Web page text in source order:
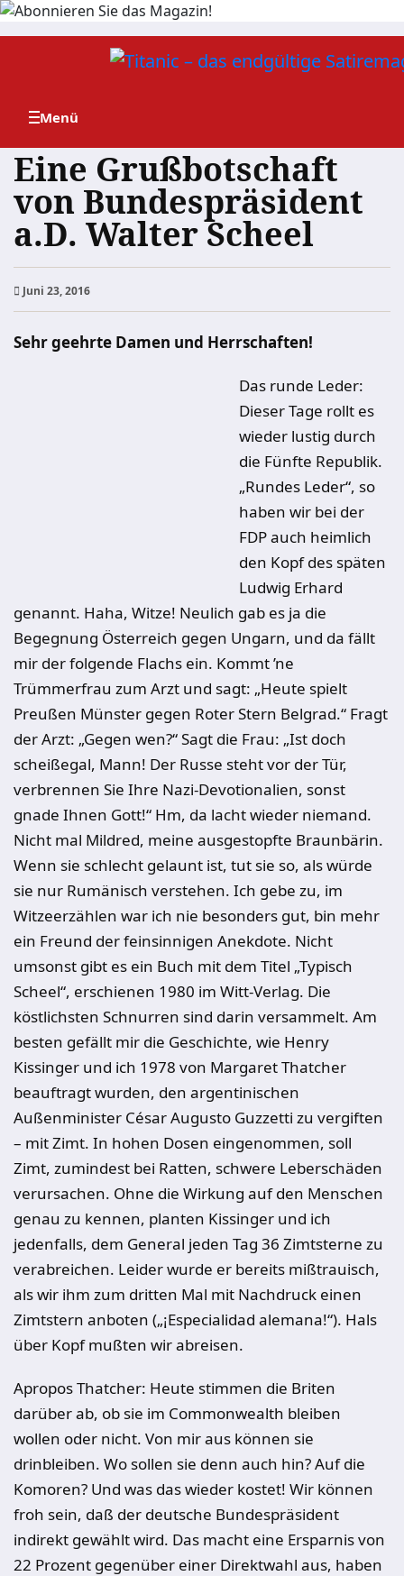
Zum
Eine Grußbotschaft
von Bundespräsident
a.D. Walter Scheel
Juni 23, 2016
Sehr geehrte Damen und Herrschaften!
Das runde Leder:
Dieser Tage rollt es
wieder lustig durch
die Fünfte Republik.
„Rundes Leder“, so
haben wir bei der
FDP auch heimlich
den Kopf des späten
Ludwig Erhard
genannt. Haha, Witze! Neulich gab es ja die
Begegnung Österreich gegen Ungarn, und da fällt
mir der folgende Flachs ein. Kommt ’ne
Trümmerfrau zum Arzt und sagt: „Heute spielt
Preußen Münster gegen Roter Stern Belgrad.“ Fragt
der Arzt: „Gegen wen?“ Sagt die Frau: „Ist doch
scheißegal, Mann! Der Russe steht vor der Tür,
verbrennen Sie Ihre Nazi-Devotionalien, sonst
gnade Ihnen Gott!“ Hm, da lacht wieder niemand.
Nicht mal Mildred, meine ausgestopfte Braunbärin.
Wenn sie schlecht gelaunt ist, tut sie so, als würde
sie nur Rumänisch verstehen. Ich gebe zu, im
Witzeerzählen war ich nie besonders gut, bin mehr
ein Freund der feinsinnigen Anekdote. Nicht
umsonst gibt es ein Buch mit dem Titel „Typisch
Scheel“, erschienen 1980 im Witt-Verlag. Die
köstlichsten Schnurren sind darin versammelt. Am
besten gefällt mir die Geschichte, wie Henry
Kissinger und ich 1978 von Margaret Thatcher
beauftragt wurden, den argentinischen
Außenminister César Augusto Guzzetti zu vergiften
– mit Zimt. In hohen Dosen eingenommen, soll
Zimt, zumindest bei Ratten, schwere Leberschäden
verursachen. Ohne die Wirkung auf den Menschen
genau zu kennen, planten Kissinger und ich
jedenfalls, dem General jeden Tag 36 Zimtsterne zu
verabreichen. Leider wurde er bereits mißtrauisch,
als wir ihm zum dritten Mal mit Nachdruck einen
Zimtstern anboten („¡Especialidad alemana!“). Hals
über Kopf mußten wir abreisen.
Apropos Thatcher: Heute stimmen die Briten
darüber ab, ob sie im Commonwealth bleiben
wollen oder nicht. Von mir aus können sie
drinbleiben. Wo sollen sie denn auch hin? Auf die
Komoren? Und was das wieder kostet! Wir können
froh sein, daß der deutsche Bundespräsident
indirekt gewählt wird. Das macht eine Ersparnis von
22 Prozent gegenüber einer Direktwahl aus, haben